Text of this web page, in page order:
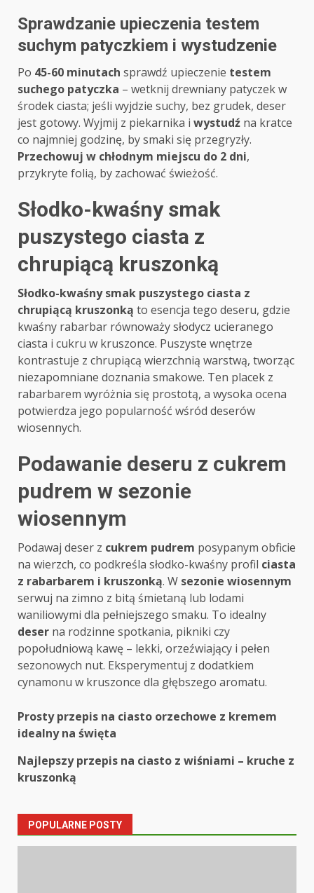
Sprawdzanie upieczenia testem
suchym patyczkiem i wystudzenie
Po 45-60 minutach sprawdź upieczenie testem
suchego patyczka – wetknij drewniany patyczek w
środek ciasta; jeśli wyjdzie suchy, bez grudek, deser
jest gotowy. Wyjmij z piekarnika i wystudź na kratce
co najmniej godzinę, by smaki się przegryzły.
Przechowuj w chłodnym miejscu do 2 dni,
przykryte folią, by zachować świeżość.
Słodko-kwaśny smak
puszystego ciasta z
chrupiącą kruszonką
Słodko-kwaśny smak puszystego ciasta z
chrupiącą kruszonką to esencja tego deseru, gdzie
kwaśny rabarbar równoważy słodycz ucieranego
ciasta i cukru w kruszonce. Puszyste wnętrze
kontrastuje z chrupiącą wierzchnią warstwą, tworząc
niezapomniane doznania smakowe. Ten placek z
rabarbarem wyróżnia się prostotą, a wysoka ocena
potwierdza jego popularność wśród deserów
wiosennych.
Podawanie deseru z cukrem
pudrem w sezonie
wiosennym
Podawaj deser z cukrem pudrem posypanym obficie
na wierzch, co podkreśla słodko-kwaśny profil ciasta
z rabarbarem i kruszonką. W sezonie wiosennym
serwuj na zimno z bitą śmietaną lub lodami
waniliowymi dla pełniejszego smaku. To idealny
deser na rodzinne spotkania, pikniki czy
popołudniową kawę – lekki, orzeźwiający i pełen
sezonowych nut. Eksperymentuj z dodatkiem
cynamonu w kruszonce dla głębszego aromatu.
Post
navigation
Prosty przepis na ciasto orzechowe z kremem
idealny na święta
Najlepszy przepis na ciasto z wiśniami – kruche z
kruszonką
POPULARNE POSTY